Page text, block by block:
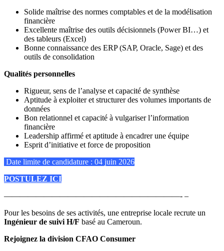
Solide maîtrise des normes comptables et de la modélisation
financière
Excellente maîtrise des outils décisionnels (Power BI…) et
des tableurs (Excel)
Bonne connaissance des ERP (SAP, Oracle, Sage) et des
outils de consolidation
Qualités personnelles
Rigueur, sens de l’analyse et capacité de synthèse
Aptitude à exploiter et structurer des volumes importants de
données
Bon relationnel et capacité à vulgariser l’information
financière
Leadership affirmé et aptitude à encadrer une équipe
Esprit d’initiative et force de proposition
Date limite de candidature : 04 juin 2026
POSTULEZ ICI
——————————————————————- –
Pour les besoins de ses activités, une entreprise locale recrute un
Ingénieur de suivi H/F basé au Cameroun.
Rejoignez la division CFAO Consumer